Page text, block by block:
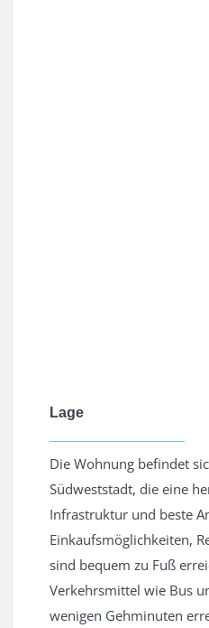
Lage
Die Wohnung befindet
Südweststadt, die eine
Infrastruktur und beste
Einkaufsmöglichkeiten,
sind bequem zu Fuß
Verkehrsmittel wie Bus
wenigen Gehminuten